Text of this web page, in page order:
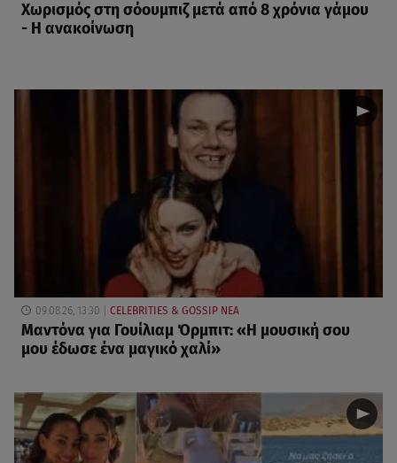
Χωρισμός στη σόουμπιζ μετά από 8 χρόνια γάμου
- Η ανακοίνωση
09.08.26, 13:30 CELEBRITIES & GOSSIP ΝΕΑ
Μαντόνα για Γουίλιαμ Όρμπιτ: «Η μουσική σου
μου έδωσε ένα μαγικό χαλί»